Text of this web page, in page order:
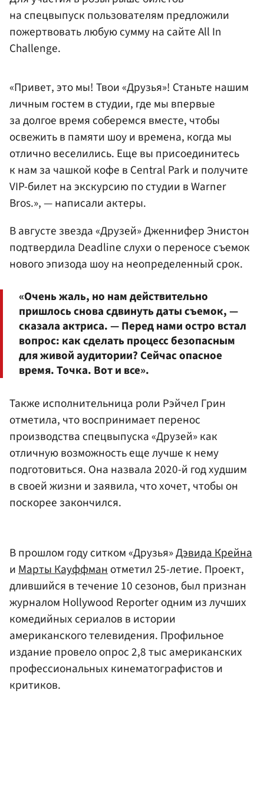
на спецвыпуск пользователям предложили
пожертвовать любую сумму на сайте All In
Challenge.
«Привет, это мы! Твои «Друзья»! Станьте нашим
личным гостем в студии, где мы впервые
за долгое время соберемся вместе, чтобы
освежить в памяти шоу и времена, когда мы
отлично веселились. Еще вы присоединитесь
к нам за чашкой кофе в Central Park и получите
VIP-билет на экскурсию по студии в Warner
Bros.», — написали актеры.
В августе звезда «Друзей» Дженнифер Энистон
подтвердила Deadline слухи о переносе съемок
нового эпизода шоу на неопределенный срок.
«Очень жаль, но нам действительно
пришлось снова сдвинуть даты съемок, —
сказала актриса. — Перед нами остро встал
вопрос: как сделать процесс безопасным
для живой аудитории? Сейчас опасное
время. Точка. Вот и все».
Также исполнительница роли Рэйчел Грин
отметила, что воспринимает перенос
производства спецвыпуска «Друзей» как
отличную возможность еще лучше к нему
подготовиться. Она назвала 2020-й год худшим
в своей жизни и заявила, что хочет, чтобы он
поскорее закончился.
В прошлом году ситком «Друзья»Дэвида Крейна
иМарты Кауффманотметил 25-летие. Проект,
длившийся в течение 10 сезонов, был признан
журналом Hollywood Reporter одним из лучших
комедийных сериалов в истории
американского телевидения. Профильное
издание провело опрос 2,8 тыс американских
профессиональных кинематографистов и
критиков.